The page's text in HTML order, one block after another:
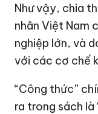
Như vậy, chia
nhân Việt Nam
nghiệp lớn, và
với các cơ chế
“Công thức”
ra trong sách